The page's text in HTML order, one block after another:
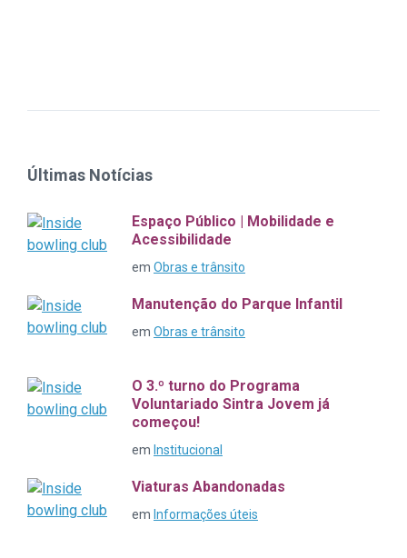
Últimas Notícias
Espaço Público | Mobilidade e
Acessibilidade
em Obras e trânsito
Manutenção do Parque Infantil
em Obras e trânsito
O 3.º turno do Programa
Voluntariado Sintra Jovem já
começou!
em Institucional
Viaturas Abandonadas
em Informações úteis